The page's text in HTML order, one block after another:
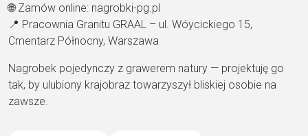
🌐 Zamów online: nagrobki-pg.pl
📍 Pracownia Granitu GRAAL – ul. Wóycickiego 15,
Cmentarz Północny, Warszawa
Nagrobek pojedynczy z grawerem natury — projektuję go
tak, by ulubiony krajobraz towarzyszył bliskiej osobie na
zawsze.